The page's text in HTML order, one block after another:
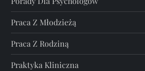
Praca Z Młodzieżą
Praca Z Rodziną
Praktyka Kliniczna